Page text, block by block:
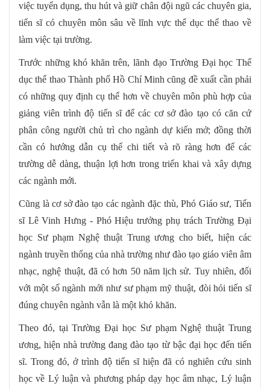
việc tuyển dụng, thu hút và giữ chân đội ngũ các chuyên gia,
tiến sĩ có chuyên môn sâu về lĩnh vực thể dục thể thao về
làm việc tại trường.
Trước những khó khăn trên, lãnh đạo Trường Đại học Thể
dục thể thao Thành phố Hồ Chí Minh cũng đề xuất cần phải
có những quy định cụ thể hơn về chuyên môn phù hợp của
giảng viên trình độ tiến sĩ để các cơ sở đào tạo có căn cứ
phân công người chủ trì cho ngành dự kiến mở; đồng thời
cần có hướng dẫn cụ thể chi tiết và rõ ràng hơn để các
trường dễ dàng, thuận lợi hơn trong triển khai và xây dựng
các ngành mới.
Cũng là cơ sở đào tạo các ngành đặc thù, Phó Giáo sư, Tiến
sĩ Lê Vinh Hưng - Phó Hiệu trưởng phụ trách Trường Đại
học Sư phạm Nghệ thuật Trung ương cho biết, hiện các
ngành truyền thống của nhà trường như đào tạo giáo viên âm
nhạc, nghệ thuật, đã có hơn 50 năm lịch sử. Tuy nhiên, đối
với một số ngành mới như sư phạm mỹ thuật, đòi hỏi tiến sĩ
đúng chuyên ngành vẫn là một khó khăn.
Theo đó, tại Trường Đại học Sư phạm Nghệ thuật Trung
ương, hiện nhà trường đang đào tạo từ bậc đại học đến tiến
sĩ. Trong đó, ở trình độ tiến sĩ hiện đã có nghiên cứu sinh
học về Lý luận và phương pháp dạy học âm nhạc, Lý luận